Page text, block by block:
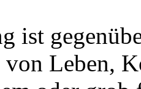
ist
Leben,